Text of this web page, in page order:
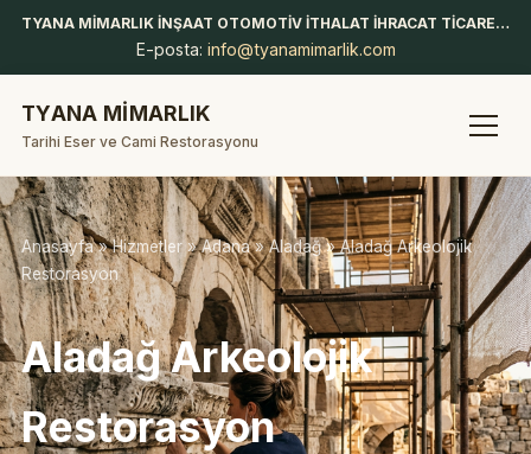
TYANA MİMARLIK İNŞAAT OTOMOTİV İTHALAT İHRACAT TİCARET LİMİTED ŞİRKETİ
E-posta: info@tyanamimarlik.com
TYANA MİMARLIK
Tarihi Eser ve Cami Restorasyonu
Anasayfa»Hizmetler»Adana»Aladağ» Aladağ Arkeolojik
Restorasyon
Aladağ Arkeolojik
Restorasyon